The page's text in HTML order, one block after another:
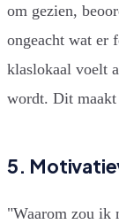
om gezien,
ongeacht wat er
klaslokaal voelt
wordt. Dit maakt
5.
"Waarom zou ik